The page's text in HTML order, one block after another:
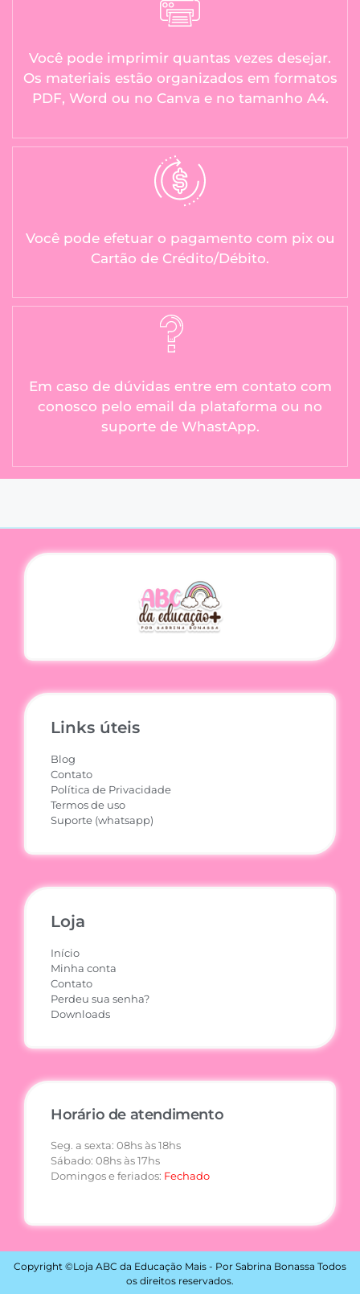
Você pode imprimir quantas vezes desejar.
Os materiais estão organizados em formatos
PDF, Word ou no Canva e no tamanho A4.
Você pode efetuar o pagamento com pix ou
Cartão de Crédito/Débito.
Em caso de dúvidas entre em contato com
conosco pelo email da plataforma ou no
suporte de WhastApp.
Links úteis
Blog
Contato
Política de Privacidade
Termos de uso
Suporte (whatsapp)
Loja
Início
Minha conta
Contato
Perdeu sua senha?
Downloads
Horário de atendimento
Seg. a sexta: 08hs às 18hs
Sábado: 08hs às 17hs
Domingos e feriados: Fechado
Copyright ©Loja ABC da Educação Mais - Por Sabrina Bonassa Todos
os direitos reservados.